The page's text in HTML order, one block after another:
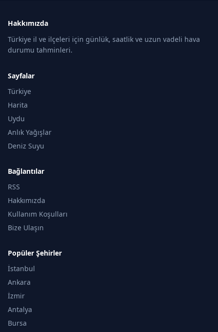
Hakkımızda
Türkiye il ve ilçeleri için günlük, saatlik ve uzun vadeli hava
durumu tahminleri.
Sayfalar
Türkiye
Harita
Uydu
Anlık Yağışlar
Deniz Suyu
Bağlantılar
RSS
Hakkımızda
Kullanım Koşulları
Bize Ulaşın
Popüler Şehirler
İstanbul
Ankara
İzmir
Antalya
Bursa